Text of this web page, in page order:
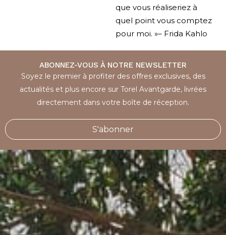
que vous réaliseriez à
quel point vous comptez
pour moi. »– Frida Kahlo
ABONNEZ-VOUS À NOTRE NEWSLETTER
Soyez le premier à profiter des offres exclusives, des
actualités et plus encore sur Torel Avantgarde, livrées
directement dans votre boîte de réception.
S'abonner